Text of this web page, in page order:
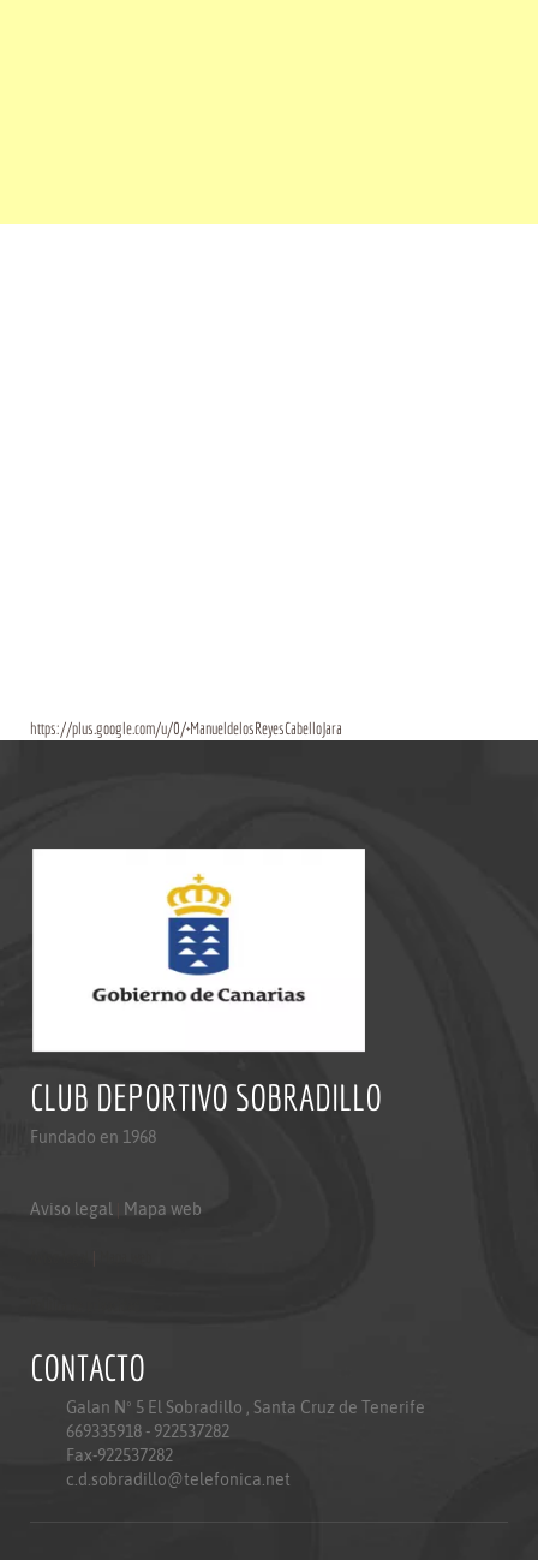
https://plus.google.com/u/0/+ManueldelosReyesCabelloJara
CLUB DEPORTIVO SOBRADILLO
Fundado en 1968
Aviso legal Mapa web
CONTACTO
Galan Nº 5 El Sobradillo , Santa Cruz de Tenerife
669335918 - 922537282
Fax-922537282
c.d.sobradillo@telefonica.net